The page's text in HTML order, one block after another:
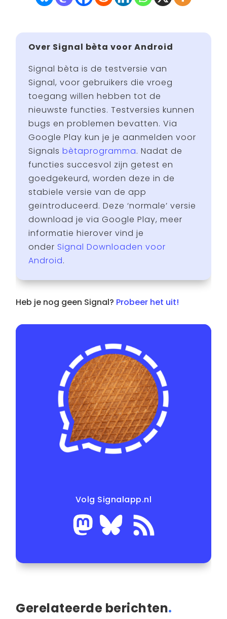
Over Signal bèta voor Android
Signal bèta is de testversie van
Signal, voor gebruikers die vroeg
toegang willen hebben tot de
nieuwste functies. Testversies kunnen
bugs en problemen bevatten. Via
Google Play kun je je aanmelden voor
Signalsbètaprogramma. Nadat de
functies succesvol zijn getest en
goedgekeurd, worden deze in de
stabiele versie van de app
geïntroduceerd. Deze ‘normale’ versie
download je via Google Play, meer
informatie hierover vind je
onder Signal Downloaden voor
Android.
Heb je nog geen Signal? Probeer het uit!
Volg Signalapp.nl
Gerelateerde berichten.